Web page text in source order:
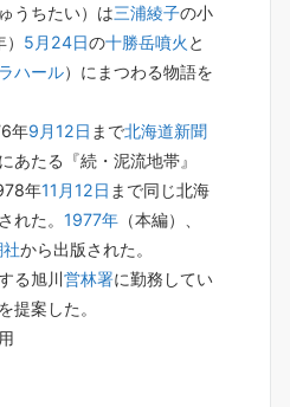
うちたい）は三浦綾子の小
5月24日の十勝岳噴火 と
ラハール）にまつわる物語を
年9月12日 まで北海道新聞
あたる『続・泥流地帯』
年11月12日 まで同じ北海
れた。 1977年 （本編）、
から出版された。
る旭川営林署に勤務してい
提案した。